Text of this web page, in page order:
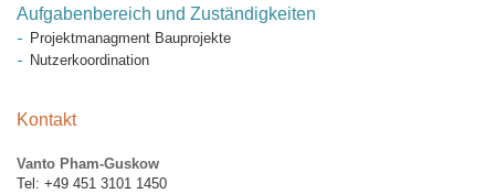
Aufgabenbereich und Zuständigkeiten
Projektmanagment Bauprojekte
Nutzerkoordination
Kontakt
Vanto Pham-Guskow
Tel: +49 451 3101 1450